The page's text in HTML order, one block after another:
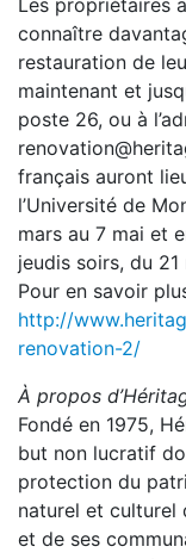
Les propriétaires
connaître
restauration de
maintenant et
poste 26, ou à
français auront
l’Université de
mars au 7 mai et
jeudis soirs, du
Pour en savoir
http://
renovation-2/
À propos
Fondé en 1975,
but non lucratif
protection du
naturel et culturel
et de ses